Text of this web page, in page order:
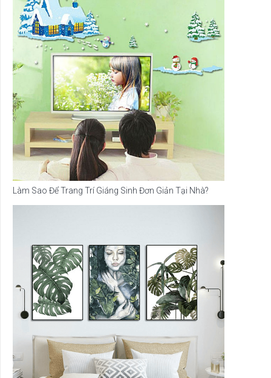
Làm Sao Để Trang Trí Giáng Sinh Đơn Giản Tại Nhà?